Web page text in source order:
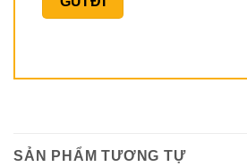
SẢN PHẨM TƯƠNG TỰ